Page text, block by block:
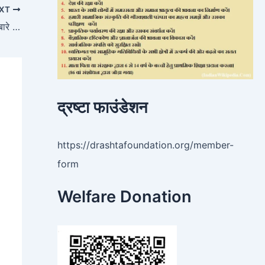
मुजफ्फरपुर बालिका गृह से मुक्त कराई गई लड़कियों के बारे में SC ने स्‍टेटस रिपोर्ट मांगी
द्रष्टा फाउंडेशन
https://drashtafoundation.org/member-
form
Welfare Donation